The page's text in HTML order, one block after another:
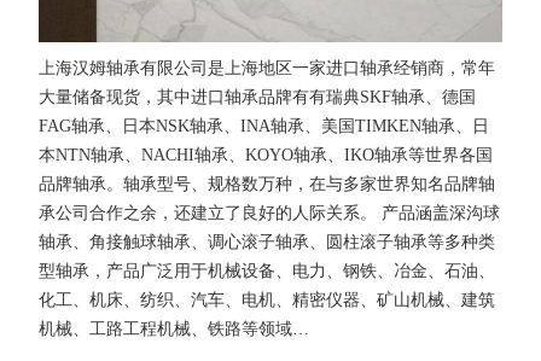
上海汉姆轴承有限公司是上海地区一家进口轴承经销商，常年
大量储备现货，其中进口轴承品牌有有瑞典SKF轴承、德国
FAG轴承、日本NSK轴承、INA轴承、美国TIMKEN轴承、日
本NTN轴承、NACHI轴承、KOYO轴承、IKO轴承等世界各国
品牌轴承。轴承型号、规格数万种，在与多家世界知名品牌轴
承公司合作之余，还建立了良好的人际关系。 产品涵盖深沟球
轴承、角接触球轴承、调心滚子轴承、圆柱滚子轴承等多种类
型轴承，产品广泛用于机械设备、电力、钢铁、冶金、石油、
化工、机床、纺织、汽车、电机、精密仪器、矿山机械、建筑
机械、工路工程机械、铁路等领域…